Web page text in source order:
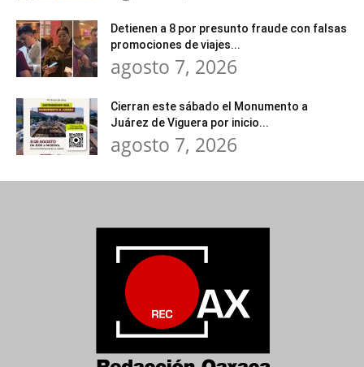
Detienen a 8 por presunto fraude con falsas
promociones de viajes...
agosto 7, 2026
Cierran este sábado el Monumento a
Juárez de Viguera por inicio...
agosto 7, 2026